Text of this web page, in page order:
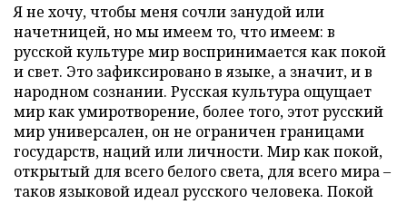
Я не хочу, чтобы меня сочли занудой или
начетницей, но мы имеем то, что имеем: в
русской культуре мир воспринимается как покой
и свет. Это зафиксировано в языке, а значит, и в
народном сознании. Русская культура ощущает
мир как умиротворение, более того, этот русский
мир универсален, он не ограничен границами
государств, наций или личности. Мир как покой,
открытый для всего белого света, для всего мира –
таков языковой идеал русского человека. Покой